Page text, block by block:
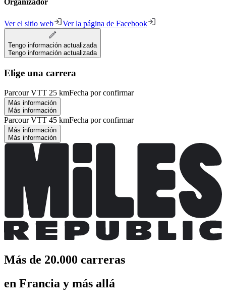
Ver el sitio web Ver la página de Facebook
Tengo información actualizada
Tengo información actualizada
Elige una carrera
Parcour VTT 25 kmFecha por confirmar
Más información
Más información
Parcour VTT 45 kmFecha por confirmar
Más información
Más información
Más de 20.000 carreras
en Francia y más allá